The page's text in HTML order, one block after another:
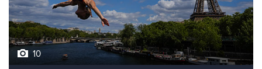
10
Лучшие фото недели